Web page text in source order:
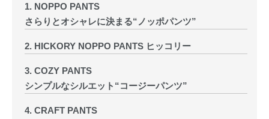
1. NOPPO PANTS
さらりとオシャレに決まる“ノッポパンツ”
2. HICKORY NOPPO PANTS ヒッコリー
3. COZY PANTS
シンプルなシルエット“コージーパンツ”
4. CRAFT PANTS